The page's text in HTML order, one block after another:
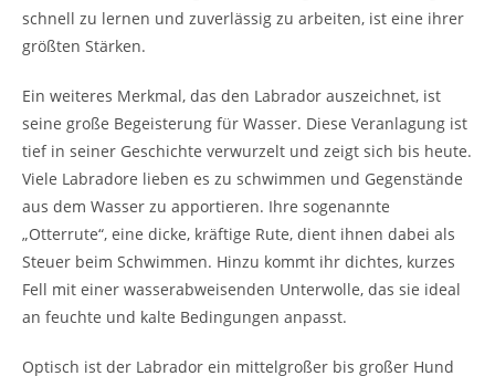
schnell zu lernen und zuverlässig zu arbeiten, ist eine ihrer
größten Stärken.
Ein weiteres Merkmal, das den Labrador auszeichnet, ist
seine große Begeisterung für Wasser. Diese Veranlagung ist
tief in seiner Geschichte verwurzelt und zeigt sich bis heute.
Viele Labradore lieben es zu schwimmen und Gegenstände
aus dem Wasser zu apportieren. Ihre sogenannte
„Otterrute“, eine dicke, kräftige Rute, dient ihnen dabei als
Steuer beim Schwimmen. Hinzu kommt ihr dichtes, kurzes
Fell mit einer wasserabweisenden Unterwolle, das sie ideal
an feuchte und kalte Bedingungen anpasst.
Optisch ist der Labrador ein mittelgroßer bis großer Hund